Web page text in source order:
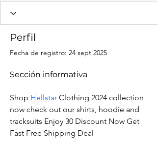
Perfil
Fecha de registro: 24 sept 2025
Sección informativa
Shop Hellstar Clothing 2024 collection
now check out our shirts, hoodie and
tracksuits Enjoy 30 Discount Now Get
Fast Free Shipping Deal